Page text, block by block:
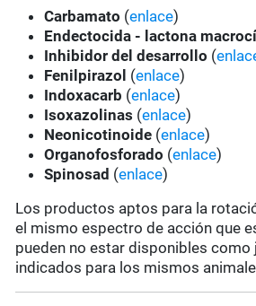
Carbamato (enlace)
Endectocida - lactona
Inhibidor del desarrollo (
Fenilpirazol (enlace)
Indoxacarb (enlace)
Isoxazolinas (enlace)
Neonicotinoide (enlace)
Organofosforado (enlace)
Spinosad (enlace)
Los productos aptos para la
el mismo espectro de acción que
pueden no estar disponibles como
indicados para los mismos